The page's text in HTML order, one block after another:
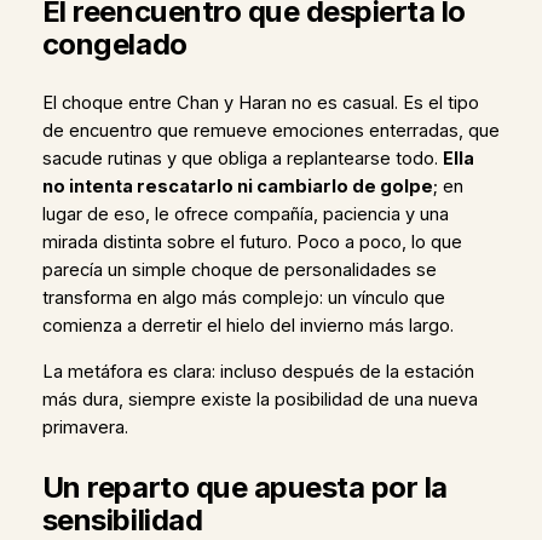
El reencuentro que despierta lo
congelado
El choque entre Chan y Haran no es casual. Es el tipo
de encuentro que remueve emociones enterradas, que
sacude rutinas y que obliga a replantearse todo. Ella
no intenta rescatarlo ni cambiarlo de golpe; en
lugar de eso, le ofrece compañía, paciencia y una
mirada distinta sobre el futuro. Poco a poco, lo que
parecía un simple choque de personalidades se
transforma en algo más complejo: un vínculo que
comienza a derretir el hielo del invierno más largo.
La metáfora es clara: incluso después de la estación
más dura, siempre existe la posibilidad de una nueva
primavera.
Un reparto que apuesta por la
sensibilidad